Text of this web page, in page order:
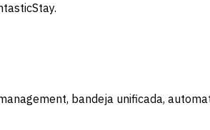
bandeja unificada,